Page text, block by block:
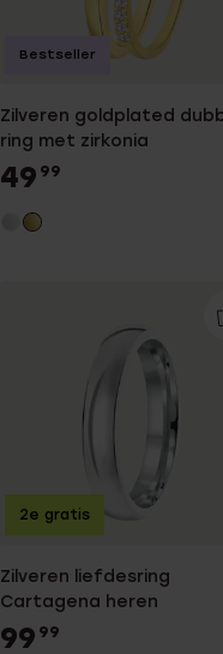
Zilveren goldplated
ring met zirkonia
49 99
Bestseller
Zilveren liefdesring
Cartagena heren
99 99
2e gratis